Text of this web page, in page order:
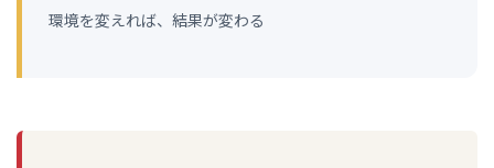
環境を変えれば、結果が変わる